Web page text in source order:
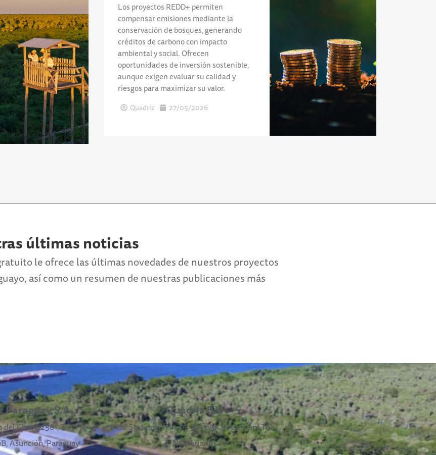
Los proyectos REDD+ permiten
compensar emisiones mediante la
conservación de bosques, generando
créditos de carbono con impacto
ambiental y social. Ofrecen
oportunidades de inversión sostenible,
aunque exigen evaluar su calidad y
riesgos para maximizar su valor.
Quadriz 27/05/2026
últimas noticias
le ofrece las últimas novedades de nuestros proyectos
así como un resumen de nuestras publicaciones más
Paraguay S.A.
del Chaco 2581,SkyPark,
Asunción, Paraguay
Quadriz B.V.
CIC Stationsplein 45, 3013 AK Rotterdam The
Netherlands